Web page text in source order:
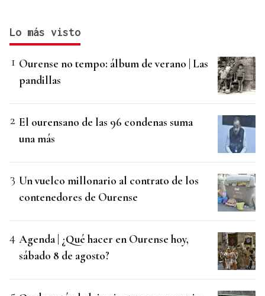
Lo más visto
Ourense no tempo: álbum de verano | Las
pandillas
El ourensano de las 96 condenas suma
una más
Un vuelco millonario al contrato de los
contenedores de Ourense
Agenda | ¿Qué hacer en Ourense hoy,
sábado 8 de agosto?